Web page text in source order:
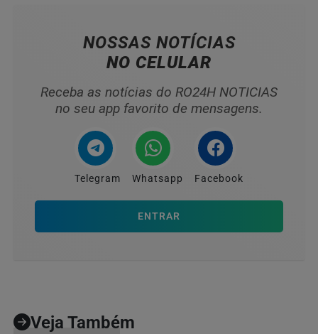
NOSSAS NOTÍCIAS
NO CELULAR
Receba as notícias do RO24H NOTICIAS
no seu app favorito de mensagens.
Telegram Whatsapp Facebook
ENTRAR
Veja Também